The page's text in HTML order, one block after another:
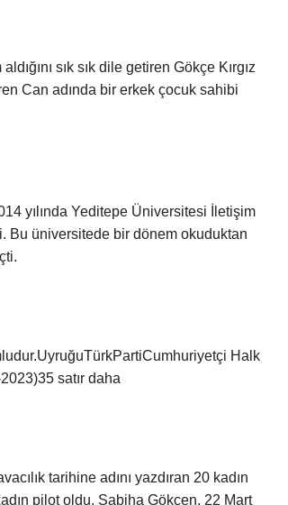
sık sık dile getiren Gökçe Kırgız
Can adında bir erkek çocuk sahibi
yılında Yeditepe Üniversitesi İletişim
Bu üniversitede bir dönem okuduktan
Halk
satır daha
tarihine adını yazdıran 20 kadın
pilot oldu. Sabiha Gökçen, 22 Mart